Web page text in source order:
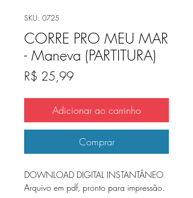
SKU: 0725
CORRE PRO MEU MAR
- Maneva (PARTITURA)
R$ 25,99Preço
Adicionar ao carrinho
Comprar
DOWNLOAD DIGITAL INSTANTÂNEO
Arquivo em pdf, pronto para impressão.